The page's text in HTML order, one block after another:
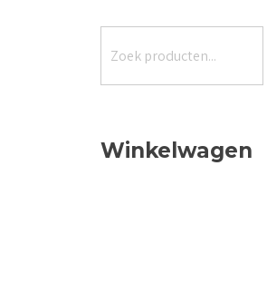
Winkelwagen